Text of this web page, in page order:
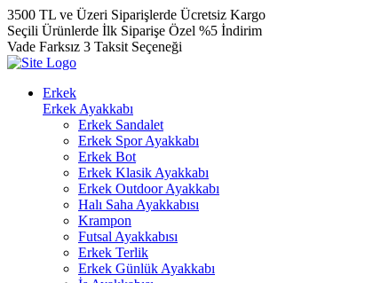
3500 TL ve Üzeri Siparişlerde Ücretsiz Kargo
Seçili Ürünlerde İlk Siparişe Özel %5 İndirim
Vade Farksız 3 Taksit Seçeneği
Erkek
Erkek Ayakkabı
Erkek Sandalet
Erkek Spor Ayakkabı
Erkek Bot
Erkek Klasik Ayakkabı
Erkek Outdoor Ayakkabı
Halı Saha Ayakkabısı
Krampon
Futsal Ayakkabısı
Erkek Terlik
Erkek Günlük Ayakkabı